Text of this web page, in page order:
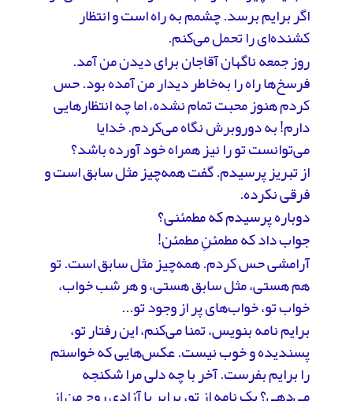
اگر برایم برسد. چشمم به راه است و انتظار
کشنده‌ای را تحمل می‌کنم.
روز جمعه ناگهان آقاجان برای دیدن من آمد.
فرسخ‌ها راه را به‌خاطر دیدار من آمده بود. حس
کردم هنوز محبت تمام نشده، اما چه انتظارهایی
دارم! به دوروبرش نگاه می‌کردم. خدایا
می‌توانست تو را نیز همراه خود آورده باشد؟
از تبریز پرسیدم. گفت همه‌چیز مثل سابق است و
فرقی نکرده.
دوباره پرسیدم که مطمئنی؟
جواب داد که مطمئنِ مطمئن!
آرامشی حس کردم. همه‌چیز مثل سابق است. تو
هم هستی، مثل سابق هستی، و هر شب خواب،
خواب تو، خواب‌های پر از وجود تو...
برایم نامه بنویس، تمنا می‌کنم، این رفتار تو،
پسندیده و خوب نیست. عکس‌هایی که خواستم
را برایم بفرست. آخر با چه دلی مرا شکنجه